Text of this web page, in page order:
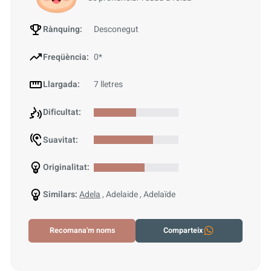
Rànquing: Desconegut
Freqüència: 0*
Llargada: 7 lletres
Dificultat:
Suavitat:
Originalitat:
Similars: Adela, Adelaide , Adelaïde
Recomana'm noms Comparteix